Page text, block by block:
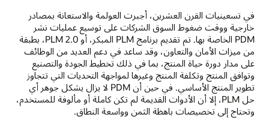
في تسعينيات القرن العشرين، أجبرت العولمة والاستعانة بمصادر
خارجية ووقت ضغوط السوق الشركات على توسيع عمليات نشر
PDM الخاصة بها. تم تقديم برنامج PLM المبكر، أو PLM 2.0، بطبقة
من ميزات الأمان والتعاون، وقد ساعد في دعم العديد من الوظائف
على مدار دورة حياة المنتج، بما في ذلك تخطيط الجودة والتصنيع
وتوافق المنتج وتكلفة المنتج وغيرها لمواجهة التحديات التي تتجاوز
تطوير المنتج الأساسي. في حين أن PDM لا يزال يشكل جوهر أي
حل PLM، إلا أن الأدوات القديمة لم تكن كاملة أو مألوفة للمستخدم،
وتحتاج إلى تخصيصات باهظة الثمن وواسعة النطاق.